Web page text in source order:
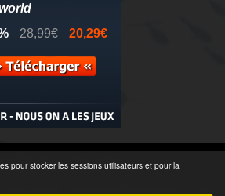
pour stocker les sessions utilisateurs et pour la